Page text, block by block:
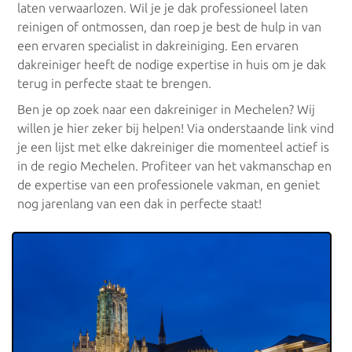
Dakreinigers Vlaams Brabant
Dakreinigers Oost-Vlaanderen
Dakreinigers West-Vlaanderen
Dakreinigers Brussel
Dakreinigers Gent
Dakreinigers Brugge
Dakreinigers Mechelen
Dakreinigers Hasselt
laten verwaarlozen. Wil je je dak professioneel laten
reinigen of ontmossen, dan roep je best de hulp in van
een ervaren specialist in dakreiniging. Een ervaren
dakreiniger heeft de nodige expertise in huis om je dak
terug in perfecte staat te brengen.
Ben je op zoek naar een dakreiniger in Mechelen? Wij
willen je hier zeker bij helpen! Via onderstaande link vind
je een lijst met elke dakreiniger die momenteel actief is
in de regio Mechelen. Profiteer van het vakmanschap en
de expertise van een professionele vakman, en geniet
nog jarenlang van een dak in perfecte staat!